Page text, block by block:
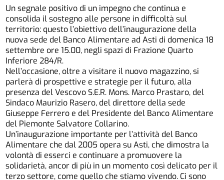
Un segnale positivo di un impegno che continua e
consolida il sostegno alle persone in difficoltà sul
territorio: questo l’obiettivo dell’inaugurazione della
nuova sede del Banco Alimentare ad Asti di domenica 18
settembre ore 15.00, negli spazi di Frazione Quarto
Inferiore 284/R.
Nell’occasione, oltre a visitare il nuovo magazzino, si
parlerà di prospettive e strategie per il futuro, alla
presenza del Vescovo S.E.R. Mons. Marco Prastaro, del
Sindaco Maurizio Rasero, del direttore della sede
Giuseppe Ferrero e del Presidente del Banco Alimentare
del Piemonte Salvatore Collarino.
Un’inaugurazione importante per l’attività del Banco
Alimentare che dal 2005 opera su Asti, che dimostra la
volontà di esserci e continuare a promuovere la
solidarietà, ancor di più in un momento così delicato per il
terzo settore, come quello che stiamo vivendo. Ci sono